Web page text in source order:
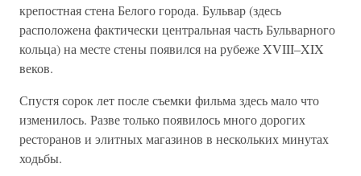
крепостная стена Белого города. Бульвар (здесь
расположена фактически центральная часть Бульварного
кольца) на месте стены появился на рубеже XVIII–XIX
веков.
Спустя сорок лет после съемки фильма здесь мало что
изменилось. Разве только появилось много дорогих
ресторанов и элитных магазинов в нескольких минутах
ходьбы.